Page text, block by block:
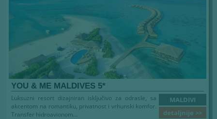
YOU & ME MALDIVES 5*
MALDIVI
detaljnije >>
Luksuzni resort dizajniran isključivo za odrasle, sa
akcentom na romantiku, privatnost i vrhunski komfor.
Transfer hidroavionom...